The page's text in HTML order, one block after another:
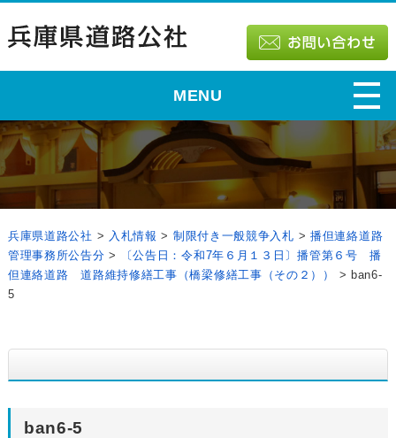
MENU
兵庫県道路公社 > 入札情報 > 制限付き一般競争入札 > 播但連絡道路
管理事務所公告分 >
〔公告日：令和7年６月１３日〕播管第６号 播
但連絡道路 道路維持修繕工事（橋梁修繕工事（その２））
> ban6-
5
ban6-5